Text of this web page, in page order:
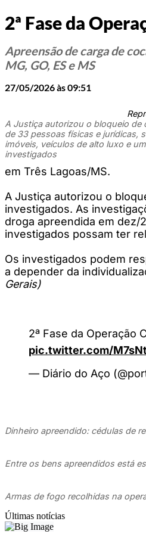
2ª Fase da
Apreensão de carga de
MG, GO, ES e MS
27/05/2026 às 09:51
A Justiça autorizou o bloqueio de
de 33 pessoas físicas e jurídicas,
imóveis, veículos de alto luxo e
investigados
em Três Lagoas/MS.
A Justiça autorizou o
investigados. As
droga apreendida em dez/
investigados possam ter
Os investigados podem
a depender da
Gerais)
2ª Fase da Operação
pic.twitter.com/
— Diário do Aço
Dinheiro apreendido: cédulas de
Entre os bens apreendidos está
Armas de fogo recolhidas na
Últimas notícias